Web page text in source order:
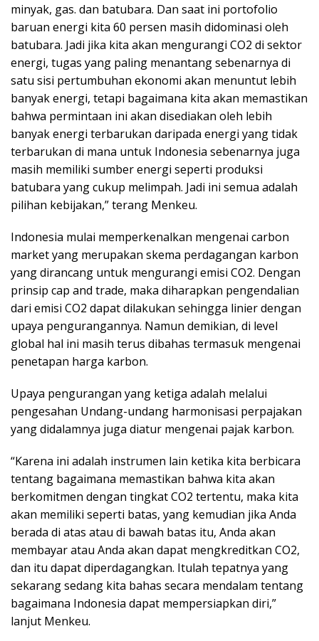
minyak, gas. dan batubara. Dan saat ini portofolio
baruan energi kita 60 persen masih didominasi oleh
batubara. Jadi jika kita akan mengurangi CO2 di sektor
energi, tugas yang paling menantang sebenarnya di
satu sisi pertumbuhan ekonomi akan menuntut lebih
banyak energi, tetapi bagaimana kita akan memastikan
bahwa permintaan ini akan disediakan oleh lebih
banyak energi terbarukan daripada energi yang tidak
terbarukan di mana untuk Indonesia sebenarnya juga
masih memiliki sumber energi seperti produksi
batubara yang cukup melimpah. Jadi ini semua adalah
pilihan kebijakan,” terang Menkeu.
Indonesia mulai memperkenalkan mengenai carbon
market yang merupakan skema perdagangan karbon
yang dirancang untuk mengurangi emisi CO2. Dengan
prinsip cap and trade, maka diharapkan pengendalian
dari emisi CO2 dapat dilakukan sehingga linier dengan
upaya pengurangannya. Namun demikian, di level
global hal ini masih terus dibahas termasuk mengenai
penetapan harga karbon.
Upaya pengurangan yang ketiga adalah melalui
pengesahan Undang-undang harmonisasi perpajakan
yang didalamnya juga diatur mengenai pajak karbon.
“Karena ini adalah instrumen lain ketika kita berbicara
tentang bagaimana memastikan bahwa kita akan
berkomitmen dengan tingkat CO2 tertentu, maka kita
akan memiliki seperti batas, yang kemudian jika Anda
berada di atas atau di bawah batas itu, Anda akan
membayar atau Anda akan dapat mengkreditkan CO2,
dan itu dapat diperdagangkan. Itulah tepatnya yang
sekarang sedang kita bahas secara mendalam tentang
bagaimana Indonesia dapat mempersiapkan diri,”
lanjut Menkeu.